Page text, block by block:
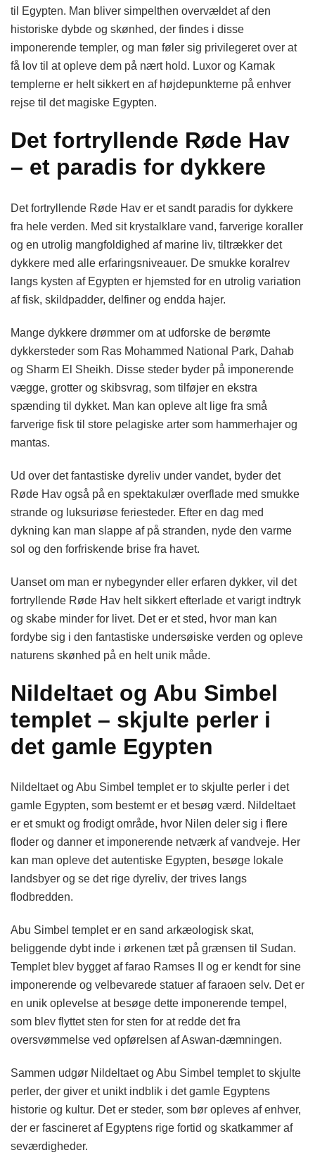
til Egypten. Man bliver simpelthen overvældet af den
historiske dybde og skønhed, der findes i disse
imponerende templer, og man føler sig privilegeret over at
få lov til at opleve dem på nært hold. Luxor og Karnak
templerne er helt sikkert en af højdepunkterne på enhver
rejse til det magiske Egypten.
Det fortryllende Røde Hav
– et paradis for dykkere
Det fortryllende Røde Hav er et sandt paradis for dykkere
fra hele verden. Med sit krystalklare vand, farverige koraller
og en utrolig mangfoldighed af marine liv, tiltrækker det
dykkere med alle erfaringsniveauer. De smukke koralrev
langs kysten af Egypten er hjemsted for en utrolig variation
af fisk, skildpadder, delfiner og endda hajer.
Mange dykkere drømmer om at udforske de berømte
dykkersteder som Ras Mohammed National Park, Dahab
og Sharm El Sheikh. Disse steder byder på imponerende
vægge, grotter og skibsvrag, som tilføjer en ekstra
spænding til dykket. Man kan opleve alt lige fra små
farverige fisk til store pelagiske arter som hammerhajer og
mantas.
Ud over det fantastiske dyreliv under vandet, byder det
Røde Hav også på en spektakulær overflade med smukke
strande og luksuriøse feriesteder. Efter en dag med
dykning kan man slappe af på stranden, nyde den varme
sol og den forfriskende brise fra havet.
Uanset om man er nybegynder eller erfaren dykker, vil det
fortryllende Røde Hav helt sikkert efterlade et varigt indtryk
og skabe minder for livet. Det er et sted, hvor man kan
fordybe sig i den fantastiske undersøiske verden og opleve
naturens skønhed på en helt unik måde.
Nildeltaet og Abu Simbel
templet – skjulte perler i
det gamle Egypten
Nildeltaet og Abu Simbel templet er to skjulte perler i det
gamle Egypten, som bestemt er et besøg værd. Nildeltaet
er et smukt og frodigt område, hvor Nilen deler sig i flere
floder og danner et imponerende netværk af vandveje. Her
kan man opleve det autentiske Egypten, besøge lokale
landsbyer og se det rige dyreliv, der trives langs
flodbredden.
Abu Simbel templet er en sand arkæologisk skat,
beliggende dybt inde i ørkenen tæt på grænsen til Sudan.
Templet blev bygget af farao Ramses II og er kendt for sine
imponerende og velbevarede statuer af faraoen selv. Det er
en unik oplevelse at besøge dette imponerende tempel,
som blev flyttet sten for sten for at redde det fra
oversvømmelse ved opførelsen af Aswan-dæmningen.
Sammen udgør Nildeltaet og Abu Simbel templet to skjulte
perler, der giver et unikt indblik i det gamle Egyptens
historie og kultur. Det er steder, som bør opleves af enhver,
der er fascineret af Egyptens rige fortid og skatkammer af
seværdigheder.